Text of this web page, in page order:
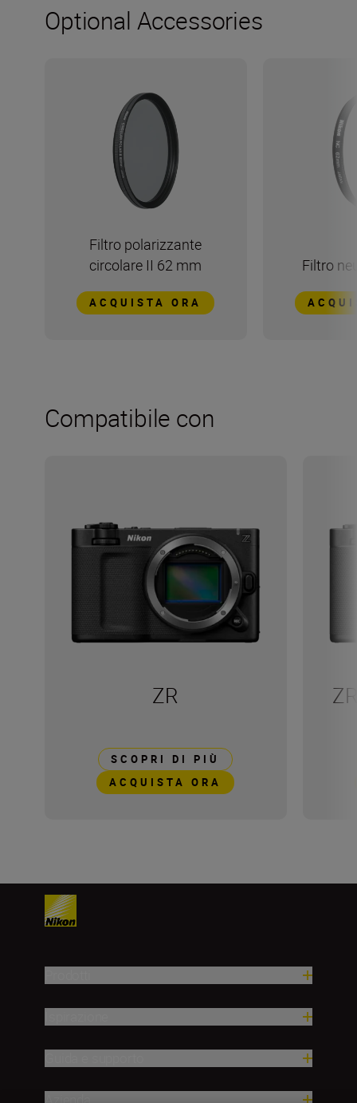
Optional Accessories
Filtro polarizzante
circolare II 62 mm
ACQUISTA ORA
Filtro
Compatibile con
ZR
SCOPRI DI PIÙ
ACQUISTA ORA